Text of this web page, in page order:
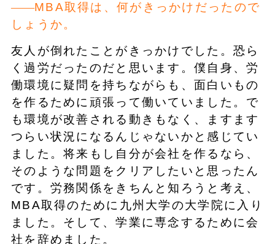
MBA取得は、何がきっかけだったので
しょうか。
友人が倒れたことがきっかけでした。恐ら
く過労だったのだと思います。僕自身、労
働環境に疑問を持ちながらも、面白いもの
を作るために頑張って働いていました。で
も環境が改善される動きもなく、ますます
つらい状況になるんじゃないかと感じてい
ました。将来もし自分が会社を作るなら、
そのような問題をクリアしたいと思ったん
です。労務関係をきちんと知ろうと考え、
MBA取得のために九州大学の大学院に入り
ました。そして、学業に専念するために会
社を辞めました。